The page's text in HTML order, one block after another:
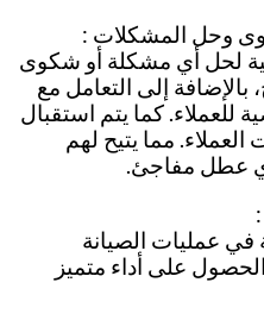
لحل أي مشكلة أو شكوى
بالإضافة إلى التعامل مع
للعملاء. كما يتم استقبال
مما يتيح لهم
عطل مفاجئ.
في عمليات الصيانة
على أداء متميز